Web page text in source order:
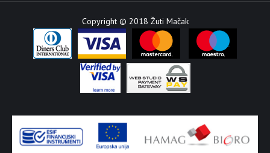
Copyright © 2018 Žuti Mačak